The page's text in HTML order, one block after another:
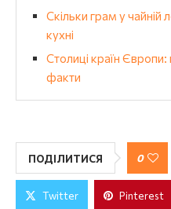
Скільки грам у чайній
кухні
Столиці країн Європи:
факти
ПОДІЛИТИСЯ 0
Twitter Pinterest